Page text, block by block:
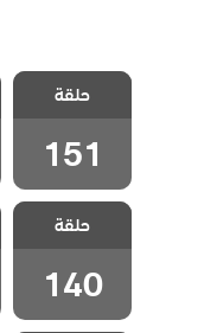
مسلسل لا تترك
يدي مدبلج
الحلقة 151
حلقة
151
مسلسل لا تترك
يدي مدبلج
الحلقة 140
حلقة
140